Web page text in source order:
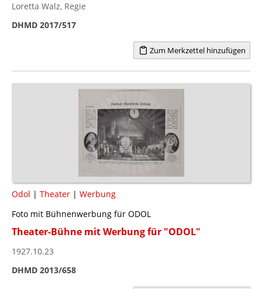
Loretta Walz, Regie
DHMD 2017/517
Zum Merkzettel hinzufügen
Odol | Theater | Werbung
Foto mit Bühnenwerbung für ODOL
Theater-Bühne mit Werbung für "ODOL"
1927.10.23
DHMD 2013/658